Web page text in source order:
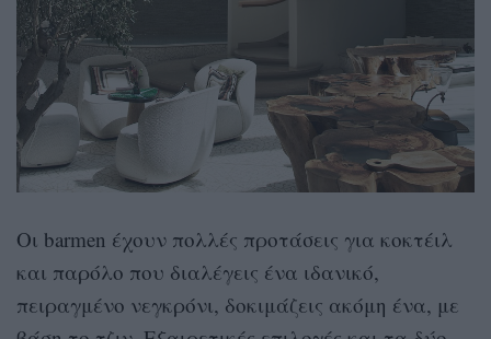
Οι barmen έχουν πολλές προτάσεις για κοκτέιλ
και παρόλο που διαλέγεις ένα ιδανικό,
πειραγμένο νεγκρόνι, δοκιμάζεις ακόμη ένα, με